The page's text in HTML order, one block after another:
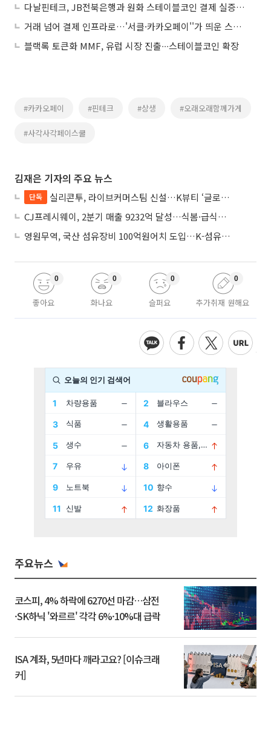
다날핀테크, JB전북은행과 원화 스테이블코인 결제 실증 완료
거래 넘어 결제 인프라로…'서클·카카오페이''가 띄운 스테이블코인 전선
블랙록 토큰화 MMF, 유럽 시장 진출∙∙∙스테이블코인 확장
#카카오페이 #핀테크 #상생 #오래오래함께가게
#사각사각페이스쿨
김재은 기자의 주요 뉴스
단독
실리콘투, 라이브커머스팀 신설…K뷰티 ‘글로벌 라방 판매’ 확대
CJ프레시웨이, 2분기 매출 9232억 달성…식봄·급식사업 성장
영원무역, 국산 섬유장비 100억원어치 도입…K-섬유 상생 강화
좋아요
0
화나요
0
슬퍼요
0
추가취재 원해요
0
주요뉴스
코스피, 4% 하락에 6270선 마감…삼전
·SK하닉 '와르르' 각각 6%·10%대 급락
ISA 계좌, 5년마다 깨라고요? [이슈크래
커]